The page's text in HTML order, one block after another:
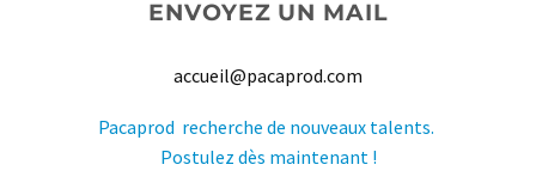
ENVOYEZ UN MAIL
accueil@pacaprod.com
Pacaprod recherche de nouveaux talents.
Postulez dès maintenant !